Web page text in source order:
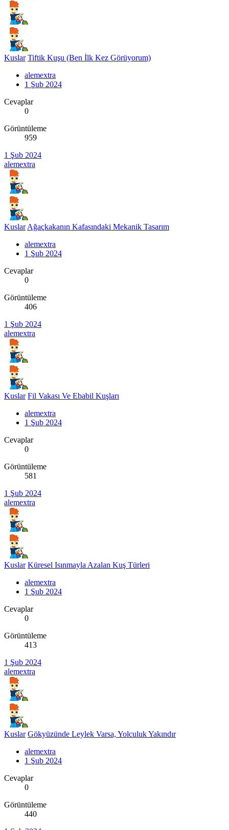
Kuslar Tiftik Kuşu (Ben İlk Kez Görüyorum)
alemextra
1 Şub 2024
Cevaplar
0
Görüntüleme
959
1 Şub 2024
alemextra
Kuslar Ağaçkakanın Kafasındaki Mekanik Tasarım
alemextra
1 Şub 2024
Cevaplar
0
Görüntüleme
406
1 Şub 2024
alemextra
Kuslar Fil Vakası Ve Ebabil Kuşları
alemextra
1 Şub 2024
Cevaplar
0
Görüntüleme
581
1 Şub 2024
alemextra
Kuslar Küresel Isınmayla Azalan Kuş Türleri
alemextra
1 Şub 2024
Cevaplar
0
Görüntüleme
413
1 Şub 2024
alemextra
Kuslar Gökyüzünde Leylek Varsa, Yolculuk Yakındır
alemextra
1 Şub 2024
Cevaplar
0
Görüntüleme
440